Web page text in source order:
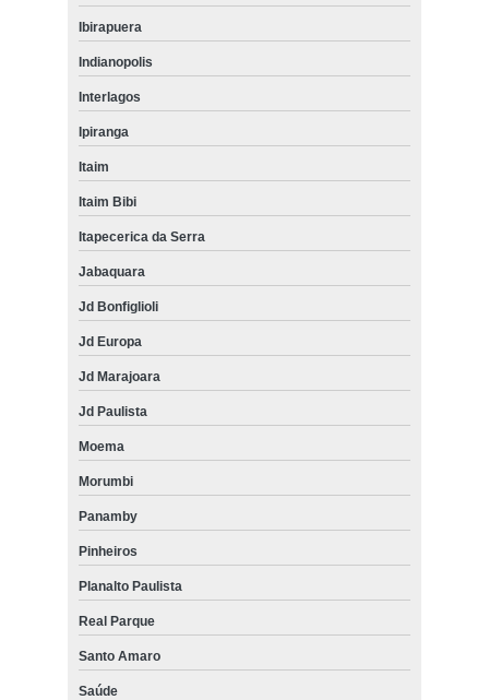
Ibirapuera
Indianopolis
Interlagos
Ipiranga
Itaim
Itaim Bibi
Itapecerica da Serra
Jabaquara
Jd Bonfiglioli
Jd Europa
Jd Marajoara
Jd Paulista
Moema
Morumbi
Panamby
Pinheiros
Planalto Paulista
Real Parque
Santo Amaro
Saúde